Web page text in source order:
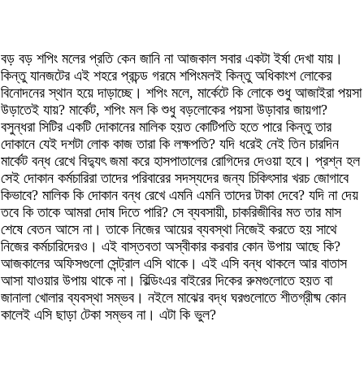
বড় বড় শপিং মলের প্রতি কেন জানি না আজকাল সবার একটা ইর্ষা দেখা যায়।
কিন্তু যানজটের এই শহরে প্রচন্ড গরমে শপিংমলই কিন্তু অধিকাংশ লোকের
বিনোদনের স্থান হয়ে দাড়াচ্ছে। শপিং মলে, মার্কেটে কি লোকে শুধু আজাইরা পয়সা
উড়াতেই যায়? মার্কেট, শপিং মল কি শুধু বড়লোকের পয়সা উড়াবার জায়গা?
বসুন্ধরা সিটির একটি দোকানের মালিক হয়ত কোটিপতি হতে পারে কিন্তু তার
দোকানে যেই দশটা লোক কাজ তারা কি লক্ষপতি? যদি ধরেই নেই তিন চারদিন
মার্কেট বন্ধ রেখে বিদ্যুৎ জমা করে হাসপাতালের রোগিদের দেওয়া হবে। প্রশ্ন হল
সেই দোকান কর্মচারিরা তাদের পরিবারের সদস্যদের জন্য চিকিৎসার খরচ জোগাবে
কিভাবে? মালিক কি দোকান বন্ধ রেখে এমনি এমনি তাদের টাকা দেবে? যদি না দেয়
তবে কি তাকে আমরা দোষ দিতে পারি? সে ব্যবসায়ী, চাকরিজীবির মত তার মাস
শেষে বেতন আসে না। তাকে নিজের আয়ের ব্যবস্থা নিজেই করতে হয় সাথে
নিজের কর্মচারিদেরও। এই বাস্তবতা অস্বীকার করবার কোন উপায় আছে কি?
আজকালের অফিসগুলো সেন্ট্রাল এসি থাকে। এই এসি বন্ধ থাকলে আর বাতাস
আসা যাওয়ার উপায় থাকে না। বিল্ডিংএর বাইরের দিকের রুমগুলোতে হয়ত বা
জানালা খোলার ব্যবস্থা সম্ভব। নইলে মাঝের বদ্ধ ঘরগুলোতে শীতগ্রীষ্ম কোন
কালেই এসি ছাড়া টেকা সম্ভব না। এটা কি ভুল?